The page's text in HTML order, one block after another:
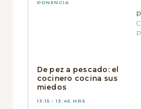
PONENCIA
De pez a pescado: el
cocinero cocina sus
miedos
13:15 - 13:45 HRS